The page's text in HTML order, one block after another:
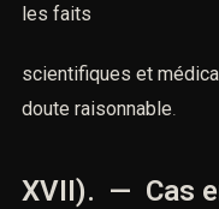
les faits
scientifiques et
doute raisonnable.
XVII). — Cas